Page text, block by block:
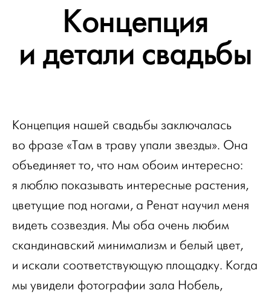
Концепция
и детали свадьбы
Концепция нашей свадьбы заключалась
во фразе «Там в траву упали звезды». Она
объединяет то, что нам обоим интересно:
я люблю показывать интересные растения,
цветущие под ногами, а Ренат научил меня
видеть созвездия. Мы оба очень любим
скандинавский минимализм и белый цвет,
и искали соответствующую площадку. Когда
мы увидели фотографии зала Нобель,